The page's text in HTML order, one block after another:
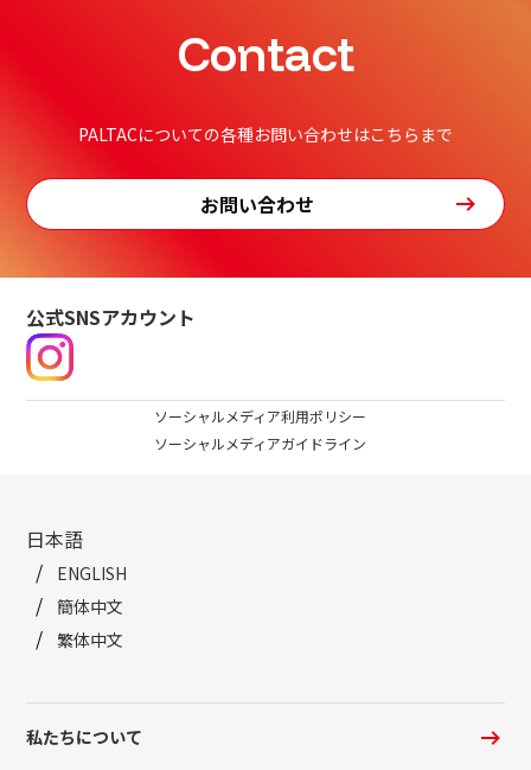
Contact
PALTACについての各種お問い合わせはこちらまで
お問い合わせ
公式SNSアカウント
ソーシャルメディア利用ポリシー
ソーシャルメディアガイドライン
日本語
ENGLISH
簡体中文
繁体中文
私たちについて